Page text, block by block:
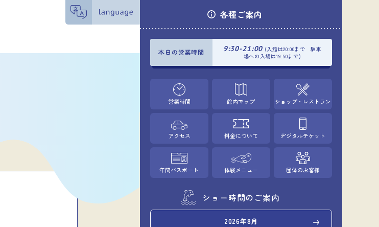
各種ご案内
本日の営業時間 9:30-21:00 (入館は20:00まで 駐車
場への入場は19:50まで)
営業時間 館内マップ ショップ・レストラン
アクセス 料金について デジタルチケット
年間パスポート 体験メニュー 団体のお客様
ショー時間のご案内
2026年8月